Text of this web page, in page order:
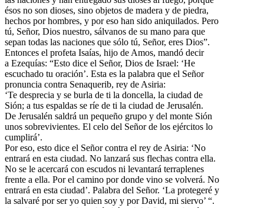
ésos no son dioses, sino objetos de madera y de piedra,
hechos por hombres, y por eso han sido aniquilados. Pero
tú, Señor, Dios nuestro, sálvanos de su mano para que
sepan todas las naciones que sólo tú, Señor, eres Dios”.
Entonces el profeta Isaías, hijo de Amos, mandó decir
a Ezequías: “Esto dice el Señor, Dios de Israel: ‘He
escuchado tu oración’. Esta es la palabra que el Señor
pronuncia contra Senaquerib, rey de Asiria:
‘Te desprecia y se burla de ti la doncella, la ciudad de
Sión; a tus espaldas se ríe de ti la ciudad de Jerusalén.
De Jerusalén saldrá un pequeño grupo y del monte Sión
unos sobrevivientes. El celo del Señor de los ejércitos lo
cumplirá’.
Por eso, esto dice el Señor contra el rey de Asiria: ‘No
entrará en esta ciudad. No lanzará sus flechas contra ella.
No se le acercará con escudos ni levantará terraplenes
frente a ella. Por el camino por donde vino se volverá. No
entrará en esta ciudad’. Palabra del Señor. ‘La protegeré y
la salvaré por ser yo quien soy y por David, mi siervo’ “.